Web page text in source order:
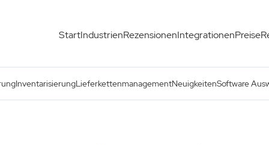
StartIndustrienRezensionenIntegrationenPreise
InventarisierungLieferkettenmanagementNeuigkeitenSoftware